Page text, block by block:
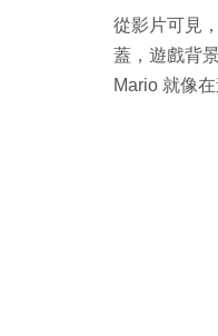
從影片可見
蓋，遊戲背
Mario 就像